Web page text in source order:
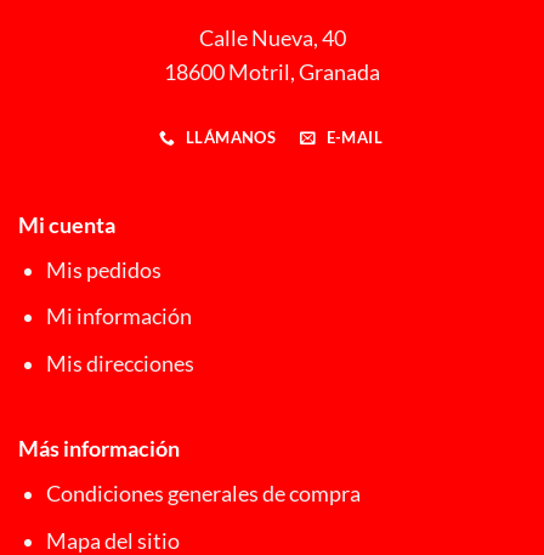
Calle Nueva, 40
18600 Motril, Granada
LLÁMANOS E-MAIL
Mi cuenta
Mis pedidos
Mi información
Mis direcciones
Más información
Condiciones generales de compra
Mapa del sitio